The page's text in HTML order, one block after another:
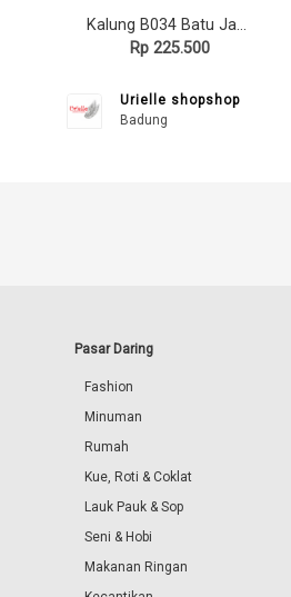
Kalung B034 Batu Jasper Sardonyx Turquois Rkp 2
Rp 225.500
Urielle shopshop
Badung
Pasar Daring
Fashion
Minuman
Rumah
Kue, Roti & Coklat
Lauk Pauk & Sop
Seni & Hobi
Makanan Ringan